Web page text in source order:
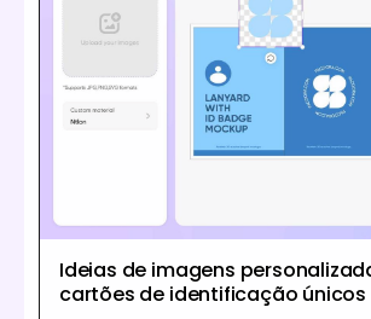
Ideias de imagens
cartões de identificação únicos